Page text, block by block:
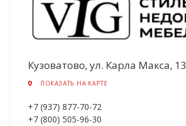
Кузоватово, ул. Карла Макса, 13
ПОКАЗАТЬ НА КАРТЕ
+7 (937) 877-70-72
+7 (800) 505-96-30